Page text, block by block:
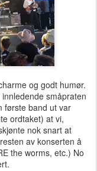
og godt humør.
småpraten
første band ut var
ordtaket) at vi,
nok snart at
av konserten å
the worms, etc.) No